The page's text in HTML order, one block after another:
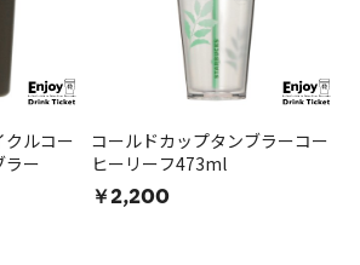
クルコー
ラー
コールドカップタンブラーコー
ヒーリーフ473ml
￥2,200